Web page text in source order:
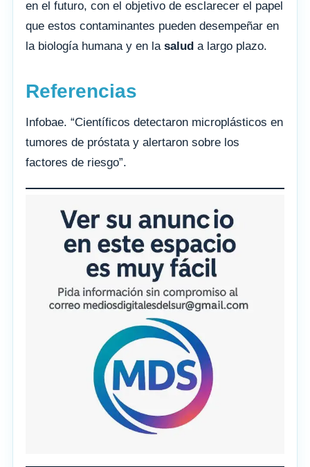
en el futuro, con el objetivo de esclarecer el papel
que estos contaminantes pueden desempeñar en
la biología humana y en la salud a largo plazo.
Referencias
Infobae. “Científicos detectaron microplásticos en
tumores de próstata y alertaron sobre los
factores de riesgo”.